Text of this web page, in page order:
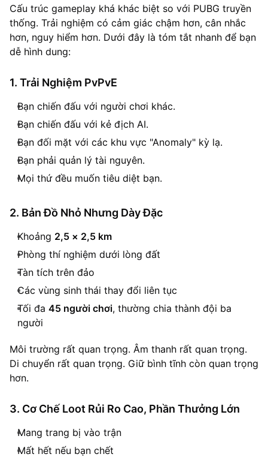
Cấu trúc gameplay khá khác biệt so với PUBG truyền
thống. Trải nghiệm có cảm giác chậm hơn, cân nhắc
hơn, nguy hiểm hơn. Dưới đây là tóm tắt nhanh để bạn
dễ hình dung:
1. Trải Nghiệm PvPvE
Bạn chiến đấu với người chơi khác.
Bạn chiến đấu với kẻ địch AI.
Bạn đối mặt với các khu vực "Anomaly" kỳ lạ.
Bạn phải quản lý tài nguyên.
Mọi thứ đều muốn tiêu diệt bạn.
2. Bản Đồ Nhỏ Nhưng Dày Đặc
Khoảng 2,5 × 2,5 km
Phòng thí nghiệm dưới lòng đất
Tàn tích trên đảo
Các vùng sinh thái thay đổi liên tục
Tối đa 45 người chơi, thường chia thành đội ba
người
Môi trường rất quan trọng. Âm thanh rất quan trọng.
Di chuyển rất quan trọng. Giữ bình tĩnh còn quan trọng
hơn.
3. Cơ Chế Loot Rủi Ro Cao, Phần Thưởng Lớn
Mang trang bị vào trận
Mất hết nếu bạn chết